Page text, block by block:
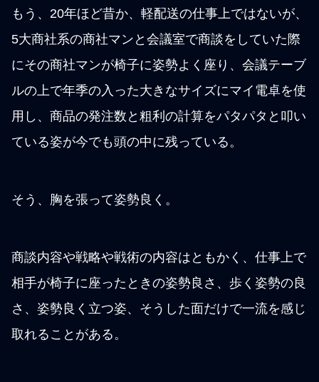
もう、20年ほど昔か、軽配送の仕事上ではないが、
5大商社系の商社マンと会議室で商談をしていた際
にその商社マンが椅子に姿勢よく座り、会議テーブ
ルの上で年季の入った大きなサイズにマイ電卓を使
用し、商品の発注数と粗利の計算をパタパタと叩い
ている姿が今でも頭の中に残っている。
そう、胸を張って姿勢良く。
商談内容や戦略や戦術の内容はともかく、仕事上で
相手が椅子に座ったときの姿勢良さ、歩く姿勢の良
さ、姿勢良く立つ姿、そうした面だけで一流を感じ
取れることがある。